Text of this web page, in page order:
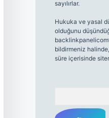
sayılırlar.
Hukuka ve yasal
olduğunu
bildirmeniz
süre içerisinde